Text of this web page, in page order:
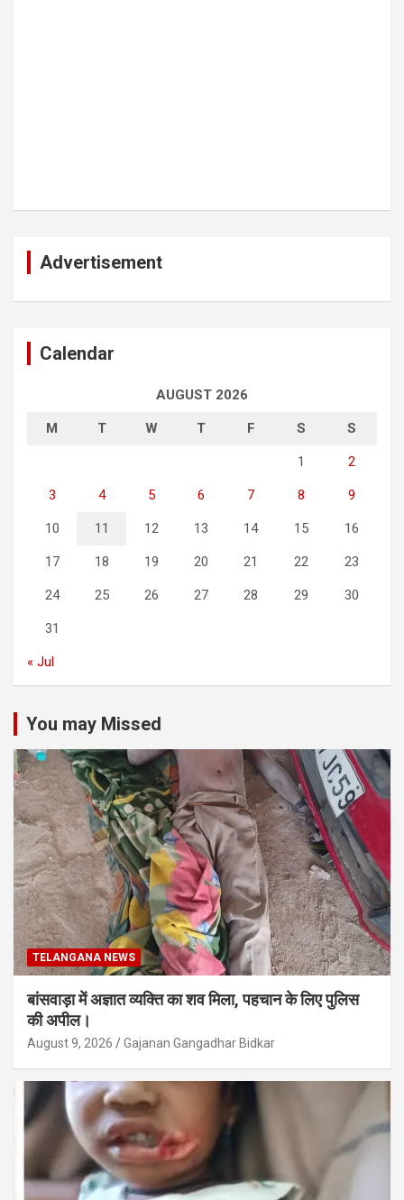
Advertisement
Calendar
AUGUST 2026
M T W T F S S
1 2
3 4 5 6 7 8 9
10 11 12 13 14 15 16
17 18 19 20 21 22 23
24 25 26 27 28 29 30
31
« Jul
You may Missed
TELANGANA NEWS
बांसवाड़ा में अज्ञात व्यक्ति का शव मिला, पहचान के लिए पुलिस
की अपील।
August 9, 2026 Gajanan Gangadhar Bidkar